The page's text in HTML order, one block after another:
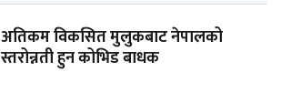
अतिकम विकसित मुलुकबाट नेपालको
स्तरोन्नती हुन कोभिड बाधक